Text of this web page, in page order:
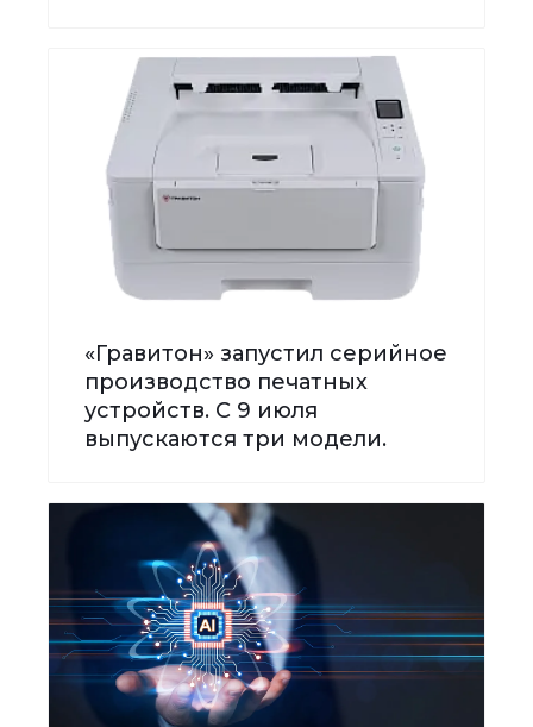
«Гравитон» запустил серийное
производство печатных
устройств. С 9 июля
выпускаются три модели.